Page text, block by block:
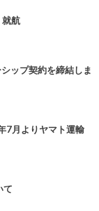
就航
ップ契約を締結しま
7月よりヤマト運輸
て